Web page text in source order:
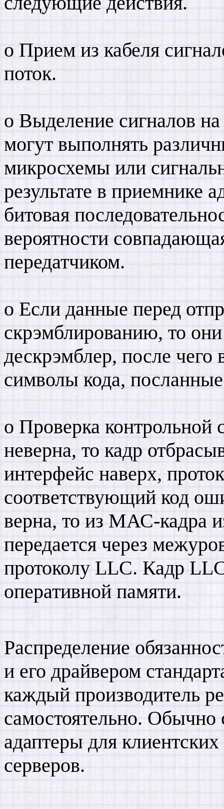
o Прием из кабеля
поток.
o Выделение сигналов
могут выполнять
микросхемы или
результате в приемнике
битовая
вероятности
передатчиком.
o Если данные перед
скрэмблированию, то
дескрэмблер, после чего
символы кода,
o Проверка
неверна, то кадр
интерфейс наверх,
соответствующий код
верна, то из МАС-кадра
передается через
протоколу LLC. Кадр
оперативной памяти.
Распределение
и его драйвером
каждый производитель
самостоятельно. Обычно
адаптеры для
серверов.